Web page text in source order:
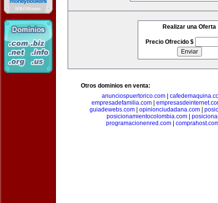
Realizar una Oferta
Precio Ofrecido $
Otros dominios en venta:
anunciospuertorico.com|
empresadefamilia.com
guiadewebs.com
opinionciudadana.com
posicionamientocolombia.com|
programacionenred.com